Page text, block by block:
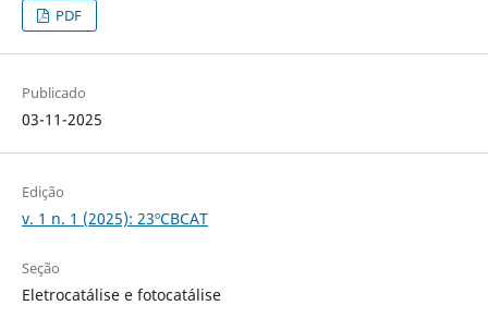
PDF
Publicado
03-11-2025
Edição
v. 1 n. 1 (2025): 23ºCBCAT
Seção
Eletrocatálise e fotocatálise